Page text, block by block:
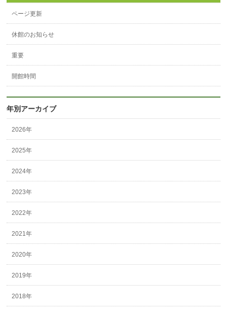
ページ更新
休館のお知らせ
重要
開館時間
年別アーカイブ
2026年
2025年
2024年
2023年
2022年
2021年
2020年
2019年
2018年